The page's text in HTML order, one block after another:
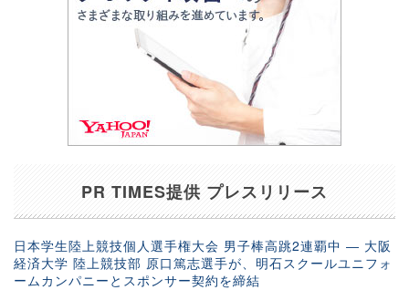
PR TIMES提供 プレスリリース
日本学生陸上競技個人選手権大会 男子棒高跳2連覇中 ― 大阪
経済大学 陸上競技部 原口篤志選手が、明石スクールユニフォ
ームカンパニーとスポンサー契約を締結